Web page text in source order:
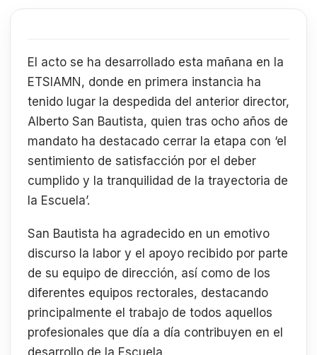
El acto se ha desarrollado esta mañana en la
ETSIAMN, donde en primera instancia ha
tenido lugar la despedida del anterior director,
Alberto San Bautista, quien tras ocho años de
mandato ha destacado cerrar la etapa con ‘el
sentimiento de satisfacción por el deber
cumplido y la tranquilidad de la trayectoria de
la Escuela’.
San Bautista ha agradecido en un emotivo
discurso la labor y el apoyo recibido por parte
de su equipo de dirección, así como de los
diferentes equipos rectorales, destacando
principalmente el trabajo de todos aquellos
profesionales que día a día contribuyen en el